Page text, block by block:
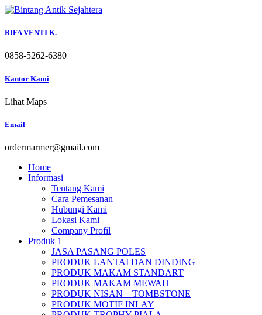
Skip
content
RIFA VENTI K.
0858-5262-6380
Kantor Kami
Lihat Maps
Email
ordermarmer@gmail.com
Home
Informasi
Tentang Kami
Cara Pemesanan
Hubungi Kami
Lokasi Kami
Company Profil
Produk 1
JASA PASANG POLES
PRODUK LANTAI DAN DINDING
PRODUK MAKAM STANDART
PRODUK MAKAM MEWAH
PRODUK NISAN – TOMBSTONE
PRODUK MOTIF INLAY